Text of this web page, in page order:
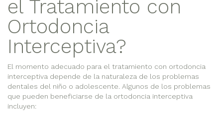
el Tratamiento con
Ortodoncia
Interceptiva?
El momento adecuado para el tratamiento con ortodoncia
interceptiva depende de la naturaleza de los problemas
dentales del niño o adolescente. Algunos de los problemas
que pueden beneficiarse de la ortodoncia interceptiva
incluyen: